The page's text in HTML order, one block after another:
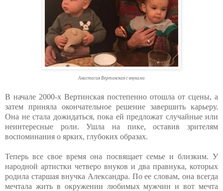
Анастасия Вертинская с внуками
В начале 2000-х Вертинская постепенно отошла от сцены, а
затем приняла окончательное решение завершить карьеру.
Она не стала дожидаться, пока ей предложат случайные или
неинтересные роли. Ушла на пике, оставив зрителям
воспоминания о ярких, глубоких образах.
Теперь все свое время она посвящает семье и близким. У
народной артистки четверо внуков и два правнука, которых
родила старшая внучка Александра. По ее словам, она всегда
мечтала жить в окружении любимых мужчин и вот мечта